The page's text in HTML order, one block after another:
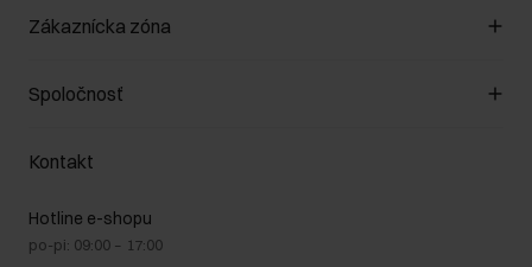
Spravovať súbory cookie
Spôsob platby
Vrátenie
Zákaznícka zóna
Zákazníky klub
Pravidlá propagácie
Starostlivosť o kožu
Bezpečné nakupovanie
Blog
Spoločnosť
O nás
GDPR - Zásady ochrany osobných údajov
Právne informácie
Kontakt
Hotline e-shopu
po-pi: 09:00 – 17:00